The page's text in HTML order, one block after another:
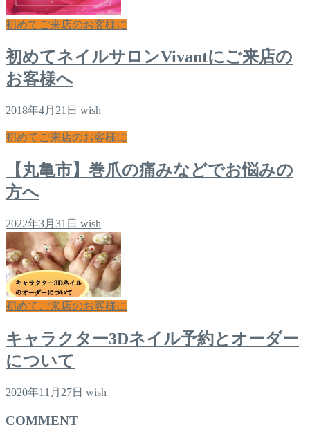
初めてご来店のお客様に
初めてネイルサロンVivantにご来店の
お客様へ
2018年4月21日 wish
初めてご来店のお客様に
【丸亀市】巻爪の痛みなどでお悩みの
方へ
2022年3月31日 wish
初めてご来店のお客様に
キャラクター3Dネイル予約とオーダー
について
2020年11月27日 wish
COMMENT